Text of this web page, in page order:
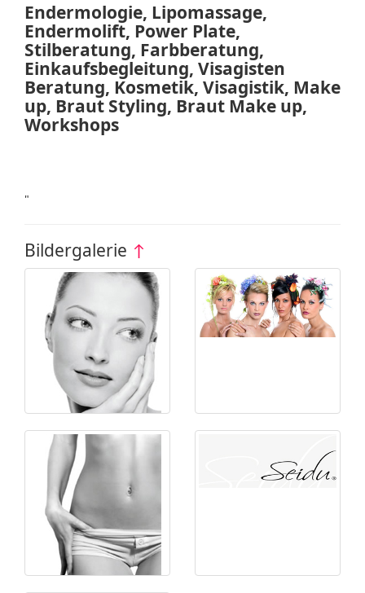
Endermologie, Lipomassage,
Endermolift, Power Plate,
Stilberatung, Farbberatung,
Einkaufsbegleitung, Visagisten
Beratung, Kosmetik, Visagistik, Make
up, Braut Styling, Braut Make up,
Workshops
"
Bildergalerie ↑